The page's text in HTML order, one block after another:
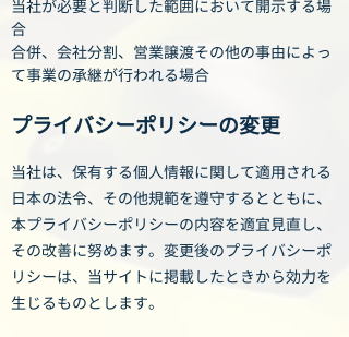
当社が必要と判断した範囲において開示する場
合
合併、会社分割、営業譲渡その他の事由によっ
て事業の承継が行われる場合
プライバシーポリシーの変更
当社は、保有する個人情報に関して適用される
日本の法令、その他規範を遵守するとともに、
本プライバシーポリシーの内容を適宜見直し、
その改善に努めます。変更後のプライバシーポ
リシーは、当サイトに掲載したときから効力を
生じるものとします。